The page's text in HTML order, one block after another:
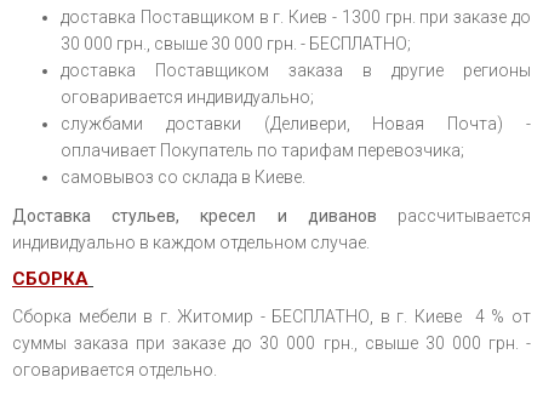
доставка Поставщиком в г. Киев - 1300 грн. при заказе до
30 000 грн., свыше 30 000 грн. - БЕСПЛАТНО;
доставка Поставщиком заказа в другие регионы
оговаривается индивидуально;
службами доставки (Деливери, Новая Почта) -
оплачивает Покупатель по тарифам перевозчика;
самовывоз со склада в Киеве.
Доставка стульев, кресел и диванов рассчитывается
индивидуально в каждом отдельном случае.
СБОРКА
Сборка мебели в г. Житомир - БЕСПЛАТНО, в г. Киеве 4 % от
суммы заказа при заказе до 30 000 грн., свыше 30 000 грн. -
оговаривается отдельно.